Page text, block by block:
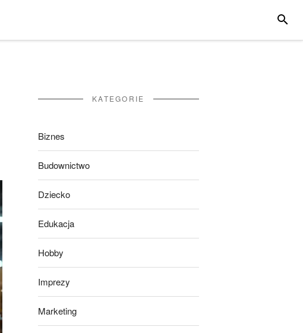
KATEGORIE
Biznes
Budownictwo
Dziecko
Edukacja
Hobby
Imprezy
Marketing